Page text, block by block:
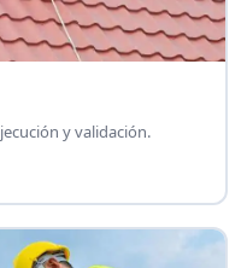
y validación.